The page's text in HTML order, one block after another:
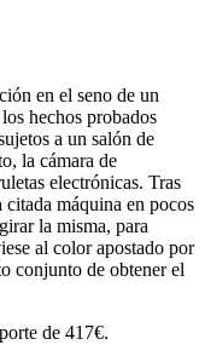
en el seno de un
hechos probados
a un salón de
la cámara de
electrónicas. Tras
citada máquina en pocos
la misma, para
al color apostado por
conjunto de obtener el
de 417€.